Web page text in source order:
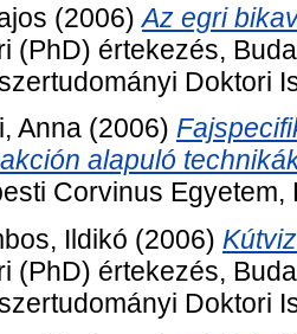
(2006)Az egri
(PhD) értekezés,
Doktori
Anna (2006)
alapuló
Corvinus
Ildikó (2006)
(PhD) értekezés,
Doktori